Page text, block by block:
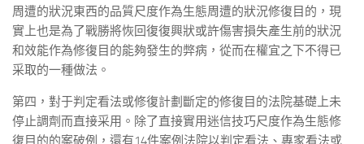
周遭的狀況東西的品質尺度作為生態周遭的狀況修復目的，現
實上也是為了戰勝將恢回復復興狀或許傷害損失產生前的狀況
和效能作為修復目的能夠發生的弊病，從而在權宜之下不得已
采取的一種做法。
第四，對于判定看法或修復計劃斷定的修復目的法院基礎上未
停止調劑而直接采用。除了直接實用迷信技巧尺度作為生態修
復目的的案破例，還有14件案例法院以判定看法、專家看法或